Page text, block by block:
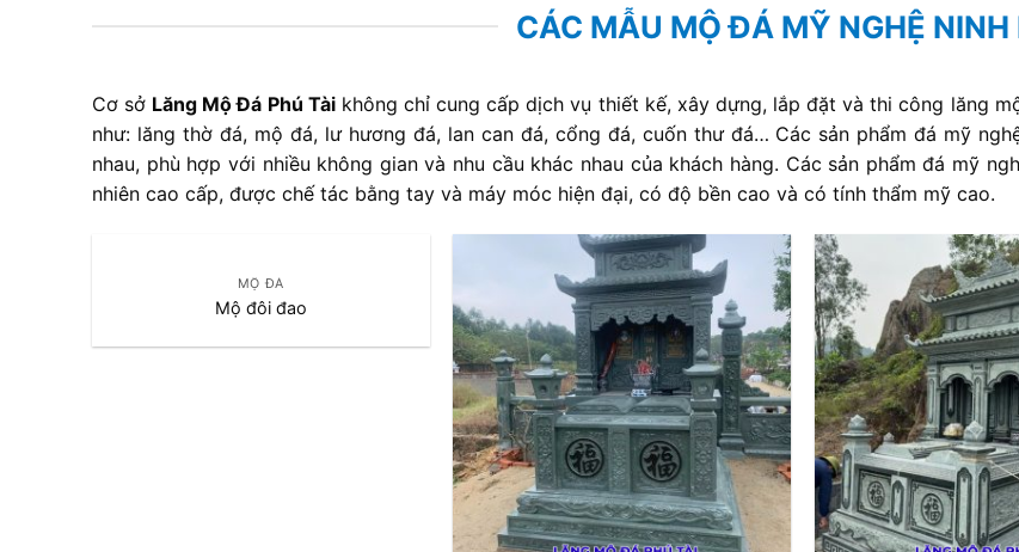
CÁC MẪU MỘ ĐÁ MỸ NGHỆ NINH
Cơ sở Lăng Mộ Đá Phú Tàikhông chỉ cung cấp dịch vụ thiết kế, xây dựng, lắp đặt và thi công lăng
như: lăng thờ đá, mộ đá, lư hương đá, lan can đá, cổng đá, cuốn thư đá… Các sản phẩm đá mỹ
nhau, phù hợp với nhiều không gian và nhu cầu khác nhau của khách hàng. Các sản phẩm đá mỹ
nhiên cao cấp, được chế tác bằng tay và máy móc hiện đại, có độ bền cao và có tính thẩm mỹ cao.
MỘ ĐÁ
Mộ đôi đao